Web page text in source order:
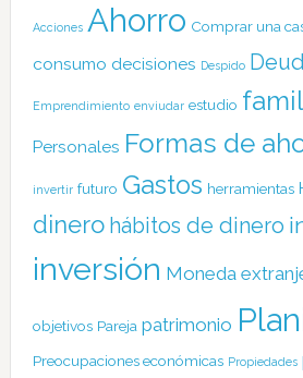
Acciones Ahorro Comprar una
consumo decisiones Despido
Emprendimiento enviudar estudio
Personales Formas de
invertir futuro Gastos herramientas
dinero hábitos de dinero
inversión Moneda
objetivos Pareja patrimonio
Preocupaciones económicas Propiedades